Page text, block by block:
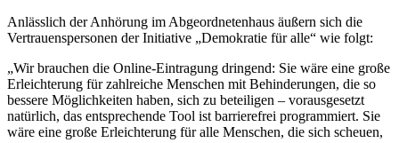
Anlässlich der Anhörung im Abgeordnetenhaus äußern sich die
Vertrauenspersonen der Initiative „Demokratie für alle“ wie folgt:
„Wir brauchen die Online-Eintragung dringend: Sie wäre eine große
Erleichterung für zahlreiche Menschen mit Behinderungen, die so
bessere Möglichkeiten haben, sich zu beteiligen – vorausgesetzt
natürlich, das entsprechende Tool ist barrierefrei programmiert. Sie
wäre eine große Erleichterung für alle Menschen, die sich scheuen,